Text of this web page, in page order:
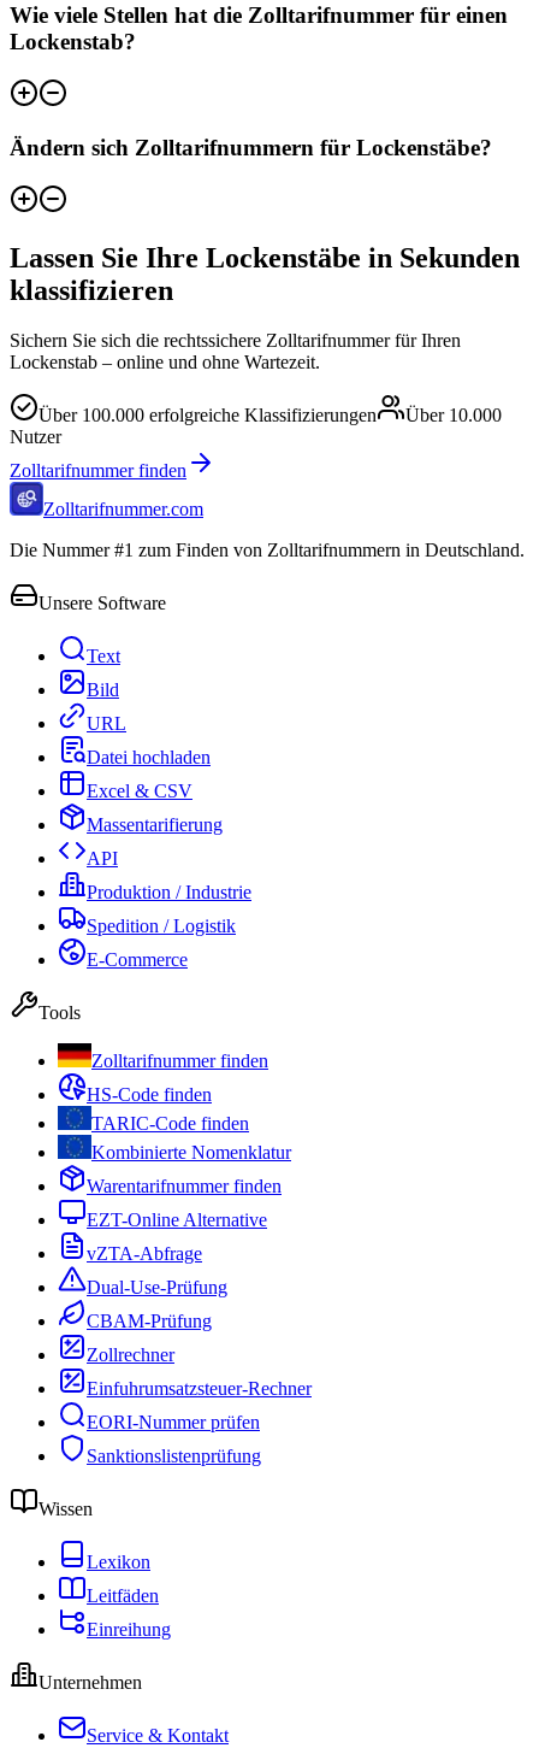
Wie viele Stellen hat die Zolltarifnummer für einen
Lockenstab?
Ändern sich Zolltarifnummern für Lockenstäbe?
Lassen Sie Ihre Lockenstäbe in Sekunden
klassifizieren
Sichern Sie sich die rechtssichere Zolltarifnummer für Ihren
Lockenstab – online und ohne Wartezeit.
Über 100.000 erfolgreiche Klassifizierungen Über 10.000
Nutzer
Zolltarifnummer finden
Zolltarifnummer.com
Die Nummer #1 zum Finden von Zolltarifnummern in Deutschland.
Unsere Software
Text
Bild
URL
Datei hochladen
Excel & CSV
Massentarifierung
API
Produktion / Industrie
Spedition / Logistik
E-Commerce
Tools
Zolltarifnummer finden
HS-Code finden
TARIC-Code finden
Kombinierte Nomenklatur
Warentarifnummer finden
EZT-Online Alternative
vZTA-Abfrage
Dual-Use-Prüfung
CBAM-Prüfung
Zollrechner
Einfuhrumsatzsteuer-Rechner
EORI-Nummer prüfen
Sanktionslistenprüfung
Wissen
Lexikon
Leitfäden
Einreihung
Unternehmen
Service & Kontakt